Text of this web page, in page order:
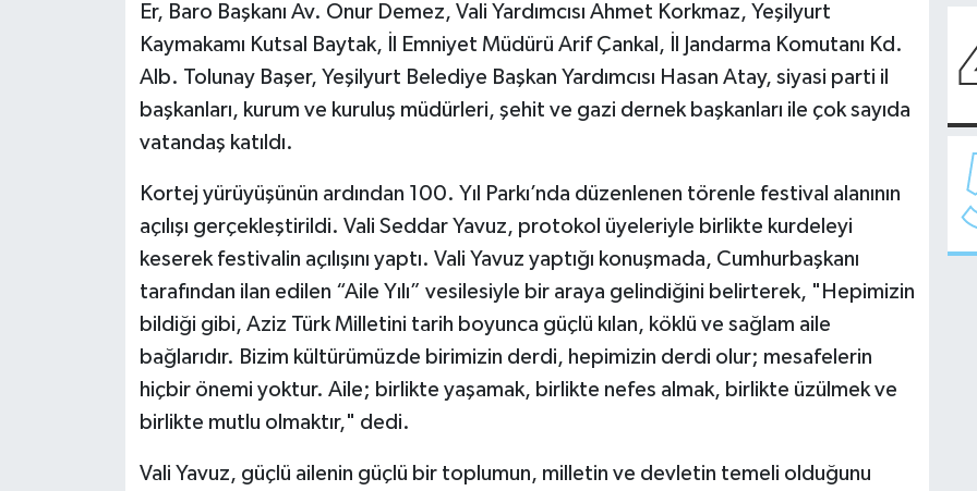
Er, Baro Başkanı Av. Onur Demez, Vali Yardımcısı Ahmet Korkmaz, Yeşilyurt
Kaymakamı Kutsal Baytak, İl Emniyet Müdürü Arif Çankal, İl Jandarma Komutanı Kd.
Alb. Tolunay Başer, Yeşilyurt Belediye Başkan Yardımcısı Hasan Atay, siyasi parti il
başkanları, kurum ve kuruluş müdürleri, şehit ve gazi dernek başkanları ile çok sayıda
vatandaş katıldı.
Kortej yürüyüşünün ardından 100. Yıl Parkı’nda düzenlenen törenle festival alanının
açılışı gerçekleştirildi. Vali Seddar Yavuz, protokol üyeleriyle birlikte kurdeleyi
keserek festivalin açılışını yaptı. Vali Yavuz yaptığı konuşmada, Cumhurbaşkanı
tarafından ilan edilen “Aile Yılı” vesilesiyle bir araya gelindiğini belirterek, "Hepimizin
bildiği gibi, Aziz Türk Milletini tarih boyunca güçlü kılan, köklü ve sağlam aile
bağlarıdır. Bizim kültürümüzde birimizin derdi, hepimizin derdi olur; mesafelerin
hiçbir önemi yoktur. Aile; birlikte yaşamak, birlikte nefes almak, birlikte üzülmek ve
birlikte mutlu olmaktır," dedi.
Vali Yavuz, güçlü ailenin güçlü bir toplumun, milletin ve devletin temeli olduğunu